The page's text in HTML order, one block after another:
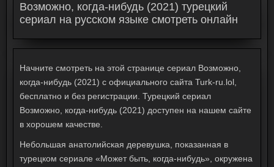
Возможно, когда-нибудь (2021) турецкий
сериал на русском языке смотреть онлайн
Начните смотреть на этой странице сериал Возможно,
когда-нибудь (2021) с официального сайта Turk-ru.lol,
бесплатно и без регистрации. Турецкий сериал
Возможно, когда-нибудь (2021) доступен на нашем сайте
в хорошем качестве.
Небольшая анатолийская деревушка, показанная в
турецком сериале «Может быть, когда-нибудь», окружена